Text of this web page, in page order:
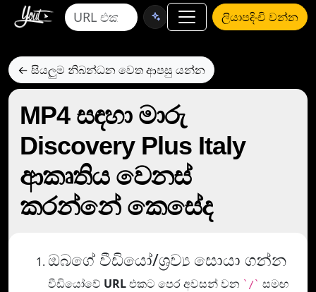
ලියාපදිංචි වන්න
← සියලුම නිබන්ධන වෙත ආපසු යන්න
MP4 සඳහා මාරු
Discovery Plus Italy
ආකෘතිය වෙනස්
කරන්නේ කෙසේද
ඔබගේ වීඩියෝ/ශ්‍රව්‍ය සොයා ගන්න
වීඩියෝවේ URLඑකට පෙර අවසන් වන `/` සමඟ